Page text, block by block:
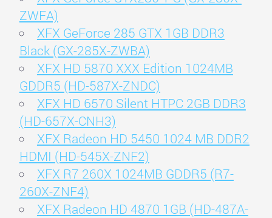
ZWFA)
XFX GeForce 285 GTX 1GB DDR3
Black (GX-285X-ZWBA)
XFX HD 5870 XXX Edition 1024MB
GDDR5 (HD-587X-ZNDC)
XFX HD 6570 Silent HTPC 2GB DDR3
(HD-657X-CNH3)
XFX Radeon HD 5450 1024 MB DDR2
HDMI (HD-545X-ZNF2)
XFX R7 260X 1024MB GDDR5 (R7-
260X-ZNF4)
XFX Radeon HD 4870 1GB (HD-487A-